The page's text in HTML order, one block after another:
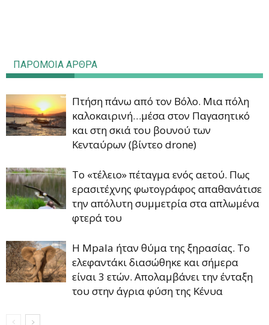
ΠΑΡΟΜΟΙΑ ΑΡΘΡΑ
Πτήση πάνω από τον Βόλο. Μια πόλη
καλοκαιρινή…μέσα στον Παγασητικό
και στη σκιά του βουνού των
Κενταύρων (βίντεο drone)
Το «τέλειο» πέταγμα ενός αετού. Πως
ερασιτέχνης φωτογράφος απαθανάτισε
την απόλυτη συμμετρία στα απλωμένα
φτερά του
Η Mpala ήταν θύμα της ξηρασίας. Τo
ελεφαντάκι διασώθηκε και σήμερα
είναι 3 ετών. Απολαμβάνει την ένταξη
του στην άγρια φύση της Κένυα